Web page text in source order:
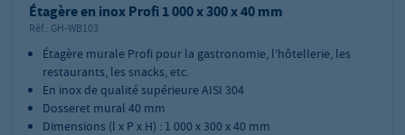
Étagère en inox Profi 1 000 x 300 x 40 mm
Réf.: GH-WB103
Étagère murale Profi pour la gastronomie, l’hôtellerie, les
restaurants, les snacks, etc.
En inox de qualité supérieure AISI 304
Dosseret mural 40 mm
Dimensions (l x P x H) : 1 000 x 300 x 40 mm